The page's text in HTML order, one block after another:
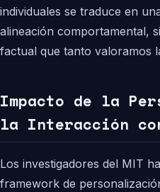
individuales se traduce en
alineación comportamental,
factual que tanto valoramos
Impacto de la
la Interacción
Los investigadores del MIT
framework de